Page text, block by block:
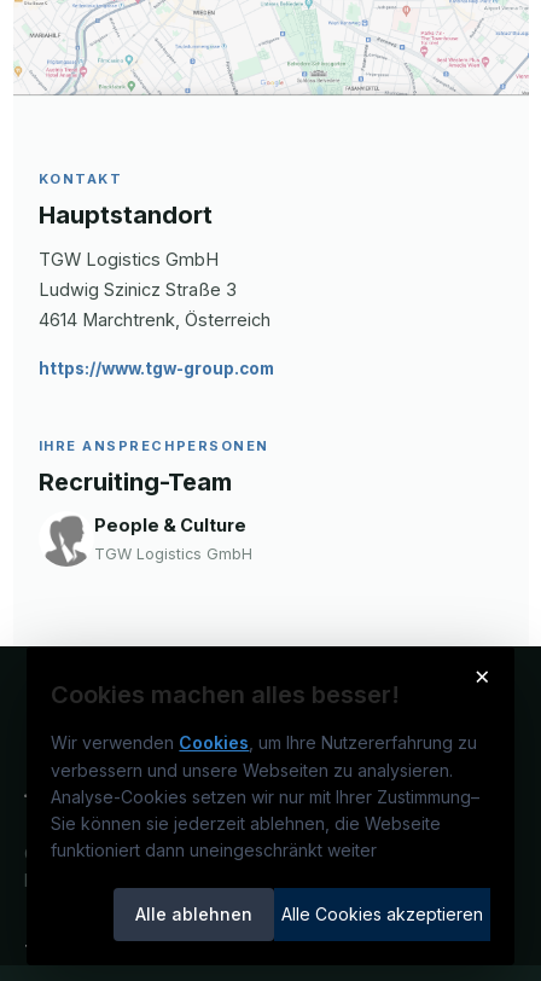
KONTAKT
Hauptstandort
TGW Logistics GmbH
Ludwig Szinicz Straße 3
4614 Marchtrenk , Österreich
https://www.tgw-group.com
IHRE ANSPRECHPERSONEN
Recruiting-Team
People & Culture
TGW Logistics GmbH
×
Cookies machen alles besser!
Wir verwenden Cookies , um Ihre Nutzererfahrung zu
verbessern und unsere Webseiten zu analysieren.
Analyse-Cookies setzen wir nur mit Ihrer Zustimmung–
Sie können sie jederzeit ablehnen, die Webseite
funktioniert dann uneingeschränkt weiter
Alle ablehnen Alle Cookies akzeptieren
Österreichs technisches Karriereportal.
Ein Service der candidatis GmbH.
TECjobs.at